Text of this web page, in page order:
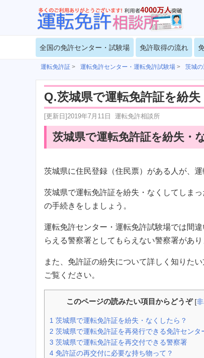
全国の免許センター・試験場 免許取得の流れ
運転免許証 > 運転免許センター・運転免許試験場 > 茨城
Q.茨城県で運転免許証を紛
[更新日]2019年7月11日 運転免許相談所
茨城県で運転免許証を紛失・
茨城県に住民登録（住民票）がある人が、
茨城県で運転免許証を紛失・なくしてしま
の手続きをしましょう。
運転免許センター・運転免許試験場では間
らえる警察署としてもらえない警察署があ
また、免許証の紛失について詳しく知りたい
ご覧ください。
このページの読みたい項目からどうぞ [
1 茨城県で運転免許証を紛失・なくしたら？
2 茨城県で運転免許証を再発行できる免許センタ
3 茨城県で運転免許証を再交付できる警察署
4 免許証の再交付に必要な持ち物って？